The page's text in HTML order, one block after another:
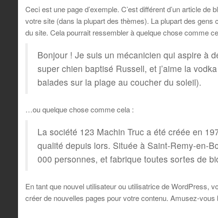
Ceci est une page d’exemple. C’est différent d’un article
votre site (dans la plupart des thèmes). La plupart des
du site. Cela pourrait ressembler à quelque chose comme
Bonjour ! Je suis un mécanicien qui aspire à
super chien baptisé Russell, et j’aime la
balades sur la plage au coucher du soleil).
…ou quelque chose comme cela :
La société 123 Machin Truc a été créée en
qualité depuis lors. Située à Saint-Remy-en-
000 personnes, et fabrique toutes sortes de
En tant que nouvel utilisateur ou utilisatrice de WordPress,
créer de nouvelles pages pour votre contenu. Amusez-vous